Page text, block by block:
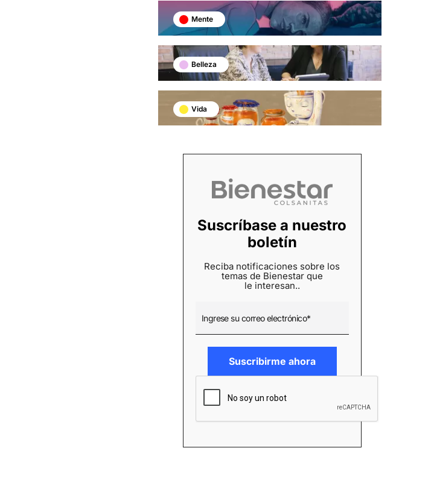
Mente
Belleza
Vida
Suscríbase a nuestro
boletín
Reciba notificaciones sobre los
temas de Bienestar que
le interesan..